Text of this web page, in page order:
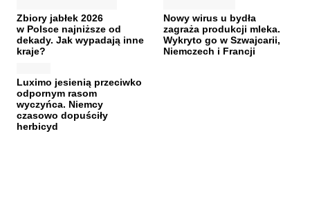
Zbiory jabłek 2026
w Polsce najniższe od
dekady. Jak wypadają inne
kraje?
Nowy wirus u bydła
zagraża produkcji mleka.
Wykryto go w Szwajcarii,
Niemczech i Francji
Luximo jesienią przeciwko
odpornym rasom
wyczyńca. Niemcy
czasowo dopuściły
herbicyd